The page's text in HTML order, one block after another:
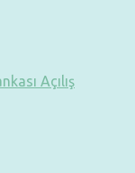
Açılış